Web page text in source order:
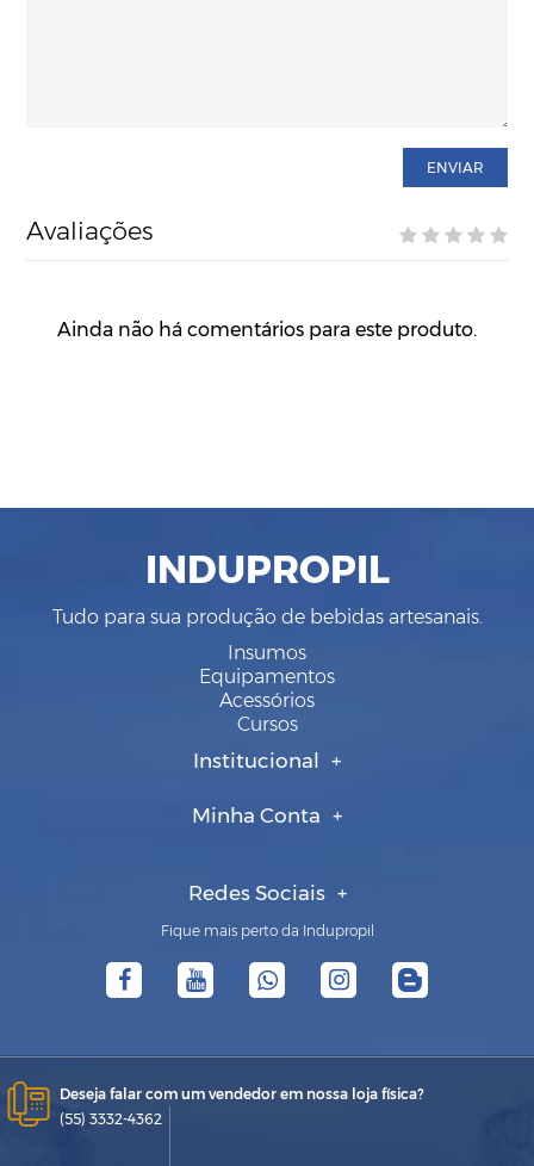
ENVIAR
Avaliações
Ainda não há comentários para este produto.
INDUPROPIL
Tudo para sua produção de bebidas artesanais.
Insumos
Equipamentos
Acessórios
Cursos
Institucional
Minha Conta
Redes Sociais
Fique mais perto da Indupropil
Deseja falar com um vendedor em nossa loja física?
(55) 3332-4362